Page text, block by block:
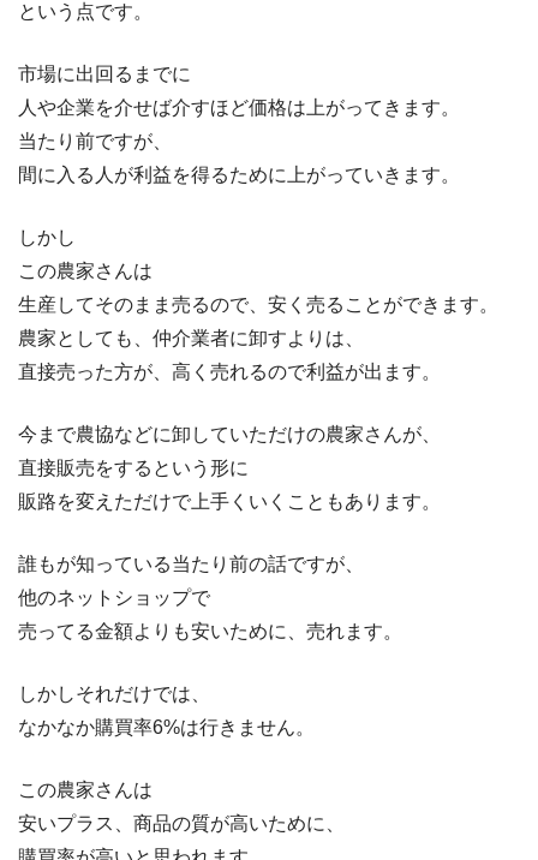
という点です。
市場に出回るまでに
人や企業を介せば介すほど価格は上がってきます。
当たり前ですが、
間に入る人が利益を得るために上がっていきます。
しかし
この農家さんは
生産してそのまま売るので、安く売ることができます。
農家としても、仲介業者に卸すよりは、
直接売った方が、高く売れるので利益が出ます。
今まで農協などに卸していただけの農家さんが、
直接販売をするという形に
販路を変えただけで上手くいくこともあります。
誰もが知っている当たり前の話ですが、
他のネットショップで
売ってる金額よりも安いために、売れます。
しかしそれだけでは、
なかなか購買率6%は行きません。
この農家さんは
安いプラス、商品の質が高いために、